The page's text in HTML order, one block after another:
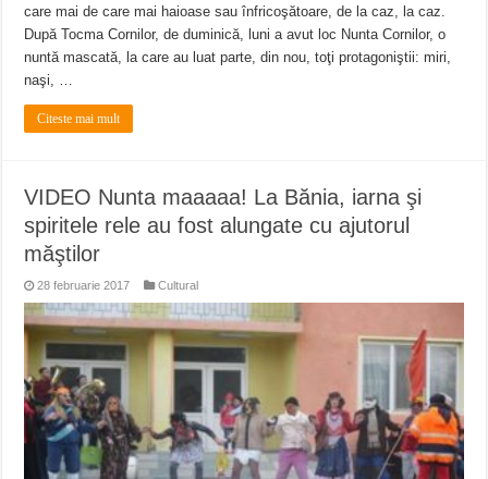
care mai de care mai haioase sau înfricoşătoare, de la caz, la caz.
După Tocma Cornilor, de duminică, luni a avut loc Nunta Cornilor, o
nuntă mascată, la care au luat parte, din nou, toţi protagoniştii: miri,
naşi, …
Citeste mai mult
VIDEO Nunta maaaaa! La Bănia, iarna şi
spiritele rele au fost alungate cu ajutorul
măştilor
28 februarie 2017 Cultural